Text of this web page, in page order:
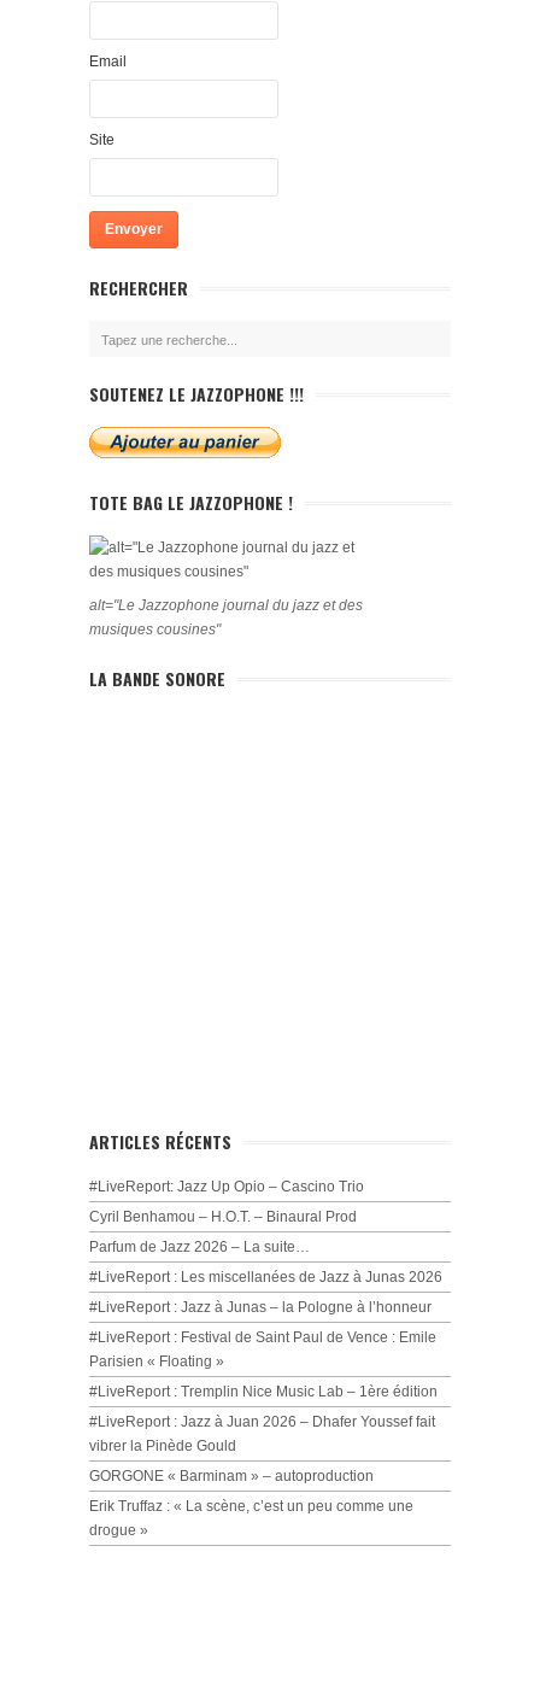
Email
Site
RECHERCHER
SOUTENEZ LE JAZZOPHONE !!!
TOTE BAG LE JAZZOPHONE !
alt="Le Jazzophone journal du jazz et des
musiques cousines"
LA BANDE SONORE
ARTICLES RÉCENTS
#LiveReport: Jazz Up Opio – Cascino Trio
Cyril Benhamou – H.O.T. – Binaural Prod
Parfum de Jazz 2026 – La suite…
#LiveReport : Les miscellanées de Jazz à Junas 2026
#LiveReport : Jazz à Junas – la Pologne à l’honneur
#LiveReport : Festival de Saint Paul de Vence : Emile
Parisien « Floating »
#LiveReport : Tremplin Nice Music Lab – 1ère édition
#LiveReport : Jazz à Juan 2026 – Dhafer Youssef fait
vibrer la Pinède Gould
GORGONE « Barminam » – autoproduction
Erik Truffaz : « La scène, c’est un peu comme une
drogue »